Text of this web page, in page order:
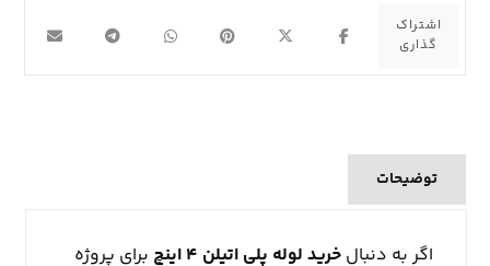
توضیحات
اگر به دنبالخرید لوله پلی اتیلن ۴ اینچ
برای پروژه